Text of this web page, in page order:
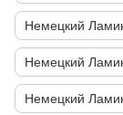
Немецкий
Немецкий
Немецкий